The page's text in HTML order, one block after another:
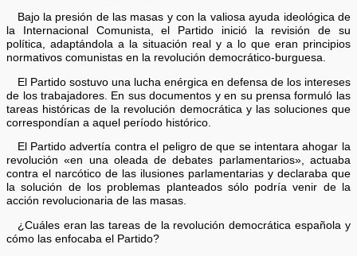
Bajo la presión de las masas y con la valiosa ayuda ideológica de
la Internacional Comunista, el Partido inició la revisión de su
política, adaptándola a la situación real y a lo que eran principios
normativos comunistas en la revolución democrático-burguesa.
El Partido sostuvo una lucha enérgica en defensa de los intereses
de los trabajadores. En sus documentos y en su prensa formuló las
tareas históricas de la revolución democrática y las soluciones que
correspondían a aquel período histórico.
El Partido advertía contra el peligro de que se intentara ahogar la
revolución «en una oleada de debates parlamentarios», actuaba
contra el narcótico de las ilusiones parlamentarias y declaraba que
la solución de los problemas planteados sólo podría venir de la
acción revolucionaria de las masas.
¿Cuáles eran las tareas de la revolución democrática española y
cómo las enfocaba el Partido?